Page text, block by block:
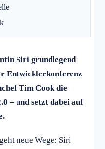
Siri grundlegend
Entwicklerkonferenz
Tim Cook die
– und setzt dabei auf
neue Wege: Siri